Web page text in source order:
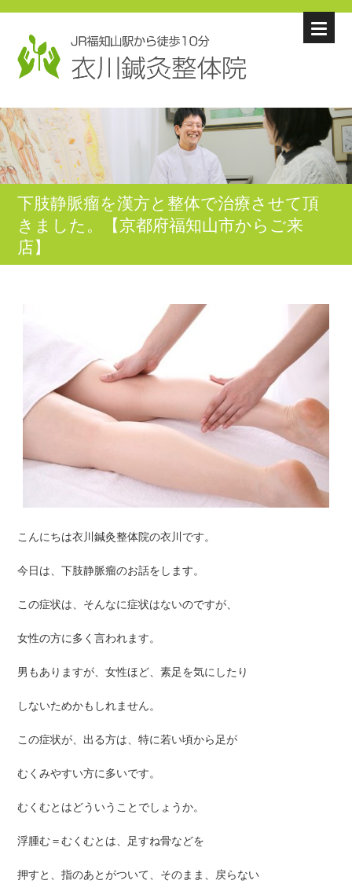
下肢静脈瘤を漢方と整体で治療させて頂
きました。【京都府福知山市からご来
店】
こんにちは衣川鍼灸整体院の衣川です。
今日は、下肢静脈瘤のお話をします。
この症状は、そんなに症状はないのですが、
女性の方に多く言われます。
男もありますが、女性ほど、素足を気にしたり
しないためかもしれません。
この症状が、出る方は、特に若い頃から足が
むくみやすい方に多いです。
むくむとはどういうことでしょうか。
浮腫む＝むくむとは、足すね骨などを
押すと、指のあとがついて、そのまま、戻らない